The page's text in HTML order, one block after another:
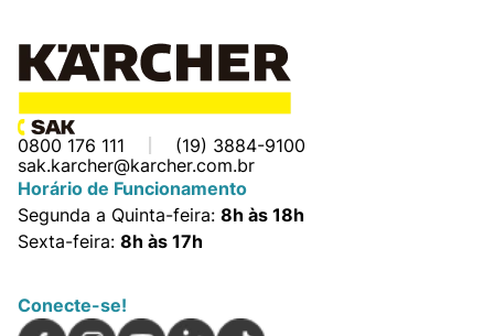
0800 176 111
(19) 3884-9100
sak.karcher@karcher.com.br
Horário de Funcionamento
Segunda a Quinta-feira: 8h às 18h
Sexta-feira: 8h às 17h
Conecte-se!